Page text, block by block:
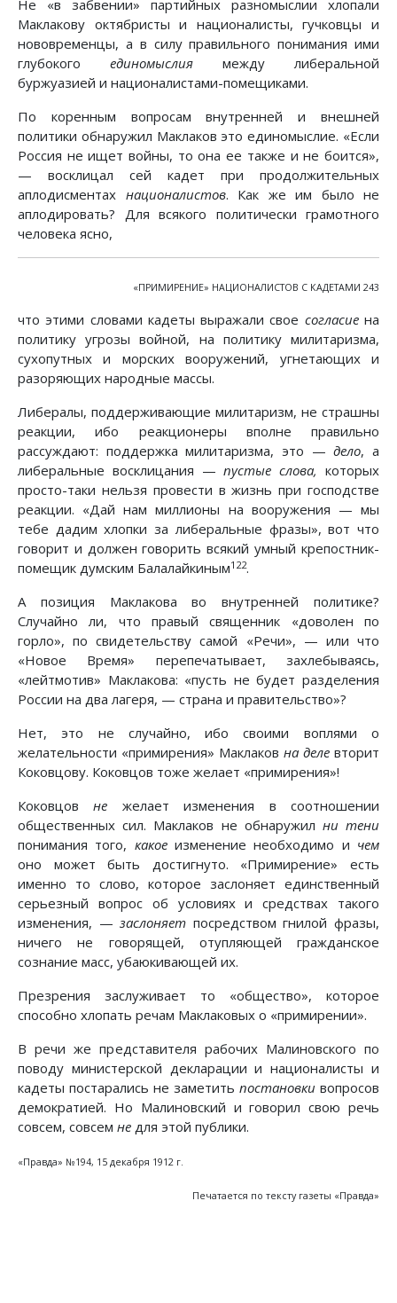
Не «в забвении» партийных разномыслии хлопали
Маклакову октябристы и националисты, гучковцы и
нововременцы, а в силу правильного понимания ими
глубокого единомыслия между либеральной
буржуазией и националистами-помещиками.
По коренным вопросам внутренней и внешней
политики обнаружил Маклаков это единомыслие. «Если
Россия не ищет войны, то она ее также и не боится»,
— восклицал сей кадет при продолжительных
аплодисментах националистов. Как же им было не
аплодировать? Для всякого политически грамотного
человека ясно,
«ПРИМИРЕНИЕ» НАЦИОНАЛИСТОВ С КАДЕТАМИ 243
что этими словами кадеты выражали свое согласиена
политику угрозы войной, на политику милитаризма,
сухопутных и морских вооружений, угнетающих и
разоряющих народные массы.
Либералы, поддерживающие милитаризм, не страшны
реакции, ибо реакционеры вполне правильно
рассуждают: поддержка милитаризма, это —дело, а
либеральные восклицания —пустые слова, которых
просто-таки нельзя провести в жизнь при господстве
реакции. «Дай нам миллионы на вооружения — мы
тебе дадим хлопки за либеральные фразы», вот что
говорит и должен говорить всякий умный крепостник-
помещик думским Балалайкиным122.
А позиция Маклакова во внутренней политике?
Случайно ли, что правый священник «доволен по
горло», по свидетельству самой «Речи», — или что
«Новое Время» перепечатывает, захлебываясь,
«лейтмотив» Маклакова: «пусть не будет разделения
России на два лагеря, — страна и правительство»?
Нет, это не случайно, ибо своими воплями о
желательности «примирения» Маклаков на деле вторит
Коковцову. Коковцов тоже желает «примирения»!
Коковцовне желает изменения в соотношении
общественных сил. Маклаков не обнаружил ни тени
понимания того, какоеизменение необходимо и чем
оно может быть достигнуто. «Примирение» есть
именно то слово, которое заслоняет единственный
серьезный вопрос об условиях и средствах такого
изменения, —заслоняет посредством гнилой фразы,
ничего не говорящей, отупляющей гражданское
сознание масс, убаюкивающей их.
Презрения заслуживает то «общество», которое
способно хлопать речам Маклаковых о «примирении».
В речи же представителя рабочих Малиновского по
поводу министерской декларации и националисты и
кадеты постарались не заметить постановки вопросов
демократией. Но Малиновский и говорил свою речь
совсем, совсем не для этой публики.
«Правда» №194, 15 декабря 1912 г.
Печатается по тексту газеты «Правда»